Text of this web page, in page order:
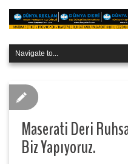
Maserati Deri
Biz Yapıyoruz.